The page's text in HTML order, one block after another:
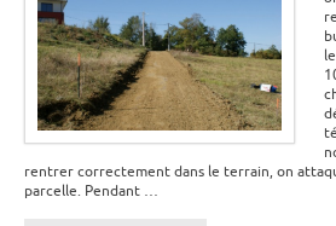
rentrer correctement dans le terrain, on
parcelle. Pendant …